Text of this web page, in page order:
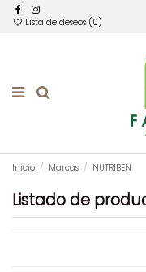
Lista de deseos (0 )
Inicio Marcas NUTRIBEN
Listado de